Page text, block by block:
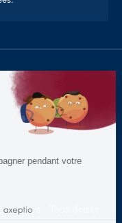
légales
pendant votre